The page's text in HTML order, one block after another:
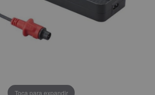
Toca para expandir